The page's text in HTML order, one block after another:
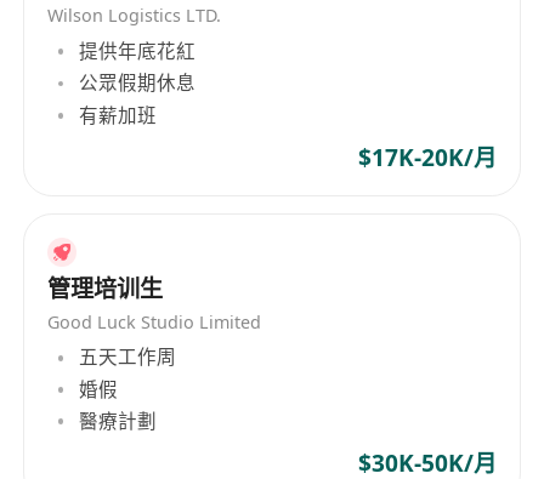
Wilson Logistics LTD.
提供年底花紅
公眾假期休息
有薪加班
$17K-20K/月
管理培训生
Good Luck Studio Limited
五天工作周
婚假
醫療計劃
$30K-50K/月